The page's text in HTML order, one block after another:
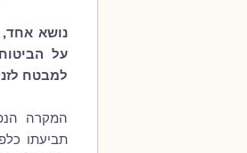
נושא
על
למבטח
המקרה
תביעתו